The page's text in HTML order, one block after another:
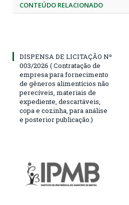
CONTEÚDO RELACIONADO
DISPENSA DE LICITAÇÃO Nº
003/2026 ( Contratação de
empresa para fornecimento
de gêneros alimentícios não
perecíveis, materiais de
expediente, descartáveis,
copa e cozinha, para análise
e posterior publicação.)